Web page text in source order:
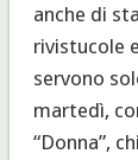
anche di
rivistucole
servono
martedì,
“Donna”,